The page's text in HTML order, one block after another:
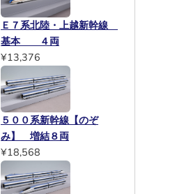
Ｅ７系北陸・上越新幹線
基本 ４両
¥13,376
５００系新幹線【のぞ
み】 増結８両
¥18,568